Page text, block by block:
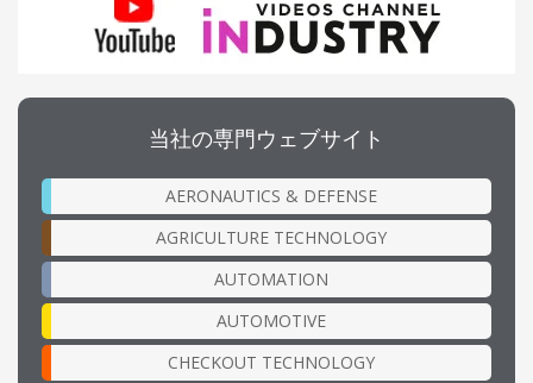
当社の専門ウェブサイト
AERONAUTICS & DEFENSE
AGRICULTURE TECHNOLOGY
AUTOMATION
AUTOMOTIVE
CHECKOUT TECHNOLOGY